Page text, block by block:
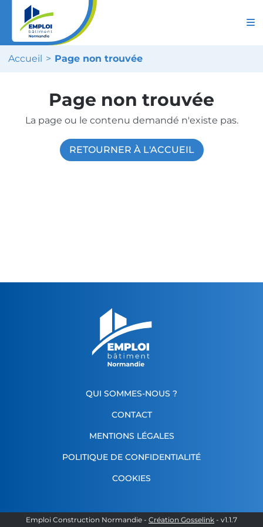
Accueil Page non trouvée
Page non trouvée
La page ou le contenu demandé n'existe pas.
RETOURNER À L'ACCUEIL
QUI SOMMES-NOUS ?
CONTACT
MENTIONS LÉGALES
POLITIQUE DE CONFIDENTIALITÉ
COOKIES
Emploi Construction Normandie - Création Gosselink - v1.1.7